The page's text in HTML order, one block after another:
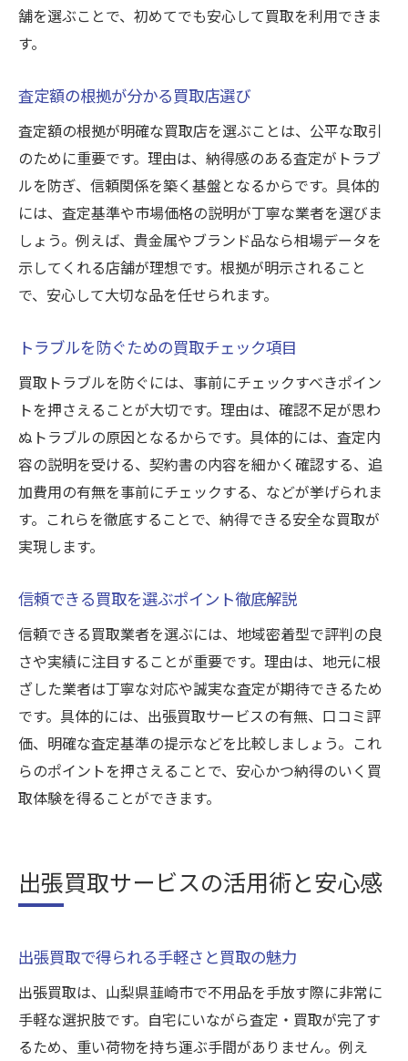
舗を選ぶことで、初めてでも安心して買取を利用できま
す。
査定額の根拠が分かる買取店選び
査定額の根拠が明確な買取店を選ぶことは、公平な取引
のために重要です。理由は、納得感のある査定がトラブ
ルを防ぎ、信頼関係を築く基盤となるからです。具体的
には、査定基準や市場価格の説明が丁寧な業者を選びま
しょう。例えば、貴金属やブランド品なら相場データを
示してくれる店舗が理想です。根拠が明示されること
で、安心して大切な品を任せられます。
トラブルを防ぐための買取チェック項目
買取トラブルを防ぐには、事前にチェックすべきポイン
トを押さえることが大切です。理由は、確認不足が思わ
ぬトラブルの原因となるからです。具体的には、査定内
容の説明を受ける、契約書の内容を細かく確認する、追
加費用の有無を事前にチェックする、などが挙げられま
す。これらを徹底することで、納得できる安全な買取が
実現します。
信頼できる買取を選ぶポイント徹底解説
信頼できる買取業者を選ぶには、地域密着型で評判の良
さや実績に注目することが重要です。理由は、地元に根
ざした業者は丁寧な対応や誠実な査定が期待できるため
です。具体的には、出張買取サービスの有無、口コミ評
価、明確な査定基準の提示などを比較しましょう。これ
らのポイントを押さえることで、安心かつ納得のいく買
取体験を得ることができます。
出張買取サービスの活用術と安心感
出張買取で得られる手軽さと買取の魅力
出張買取は、山梨県韮崎市で不用品を手放す際に非常に
手軽な選択肢です。自宅にいながら査定・買取が完了す
るため、重い荷物を持ち運ぶ手間がありません。例え